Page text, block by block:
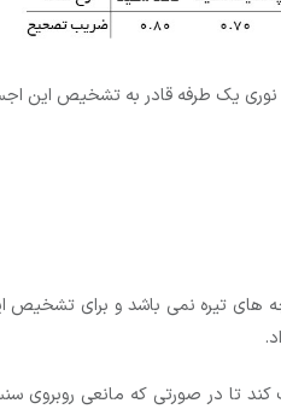
یک طرفه قادر به تشخیص این
تیره نمی باشد و برای تشخیص
در صورتی که مانعی روبروی